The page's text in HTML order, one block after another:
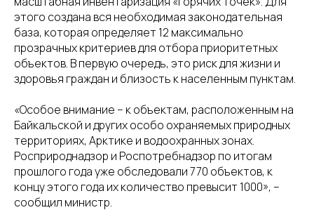
этого создана вся необходимая законодательная
база, которая определяет 12 максимально
прозрачных критериев для отбора приоритетных
объектов. В первую очередь, это риск для жизни и
здоровья граждан и близость к населенным пунктам.
«Особое внимание – к объектам, расположенным на
Байкальской и других особо охраняемых природных
территориях, Арктике и водоохранных зонах.
Росприроднадзор и Роспотребнадзор по итогам
прошлого года уже обследовали 770 объектов, к
концу этого года их количество превысит 1000», –
сообщил министр.